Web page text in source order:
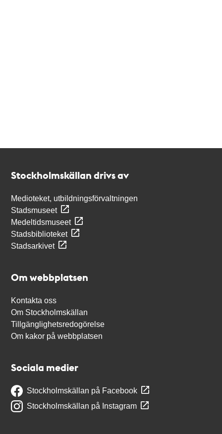
Stockholmskällan drivs av
Medioteket, utbildningsförvaltningen
Stadsmuseet
Medeltidsmuseet
Stadsbiblioteket
Stadsarkivet
Om webbplatsen
Kontakta oss
Om Stockholmskällan
Tillgänglighetsredogörelse
Om kakor på webbplatsen
Sociala medier
Stockholmskällan på Facebook
Stockholmskällan på Instagram